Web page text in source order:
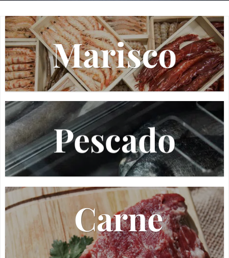
Marisco
Pescado
Carne